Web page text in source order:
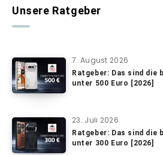
Unsere Ratgeber
7. August 2026
Ratgeber: Das sind die
unter 500 Euro [2026]
23. Juli 2026
Ratgeber: Das sind die
unter 300 Euro [2026]